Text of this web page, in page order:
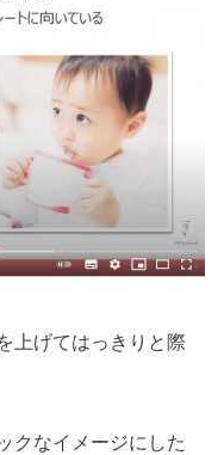
上げてはっきりと際
クなイメージにした